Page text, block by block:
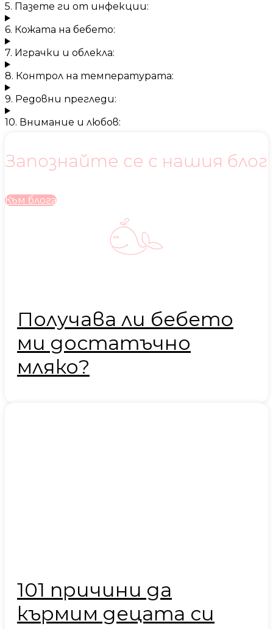
5. Пазете ги от инфекции:
6. Кожата на бебето:
7. Играчки и облекла:
8. Контрол на температурата:
9. Редовни прегледи:
10. Внимание и любов:
Запознайте се с нашия блог
Към блога
Получава ли бебето
ми достатъчно
мляко?
101 причини да
кърмим децата си